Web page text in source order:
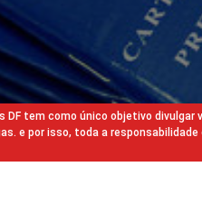
DF tem como único objetivo
e por isso, toda a